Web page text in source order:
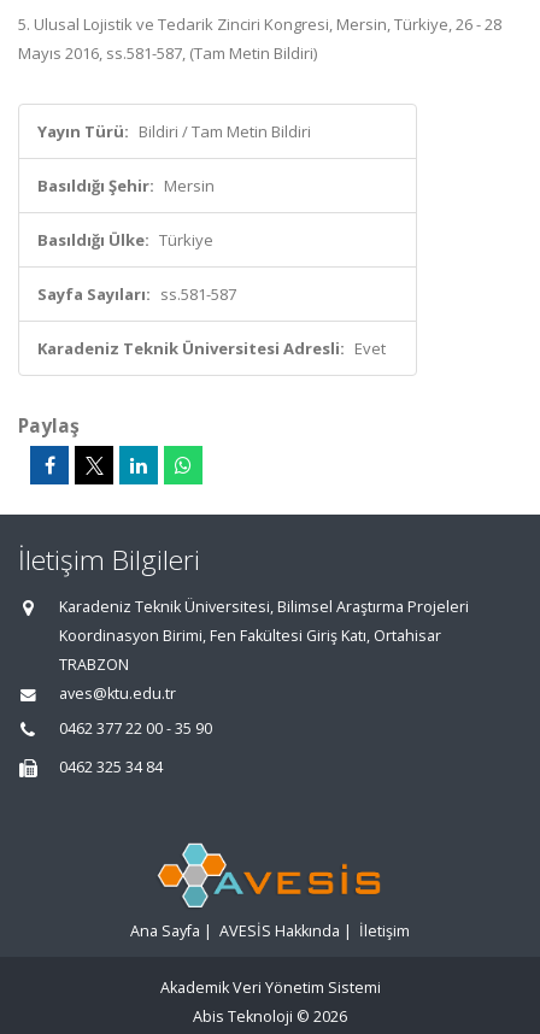
5. Ulusal Lojistik ve Tedarik Zinciri Kongresi, Mersin, Türkiye, 26 - 28
Mayıs 2016, ss.581-587, (Tam Metin Bildiri)
Yayın Türü: Bildiri / Tam Metin Bildiri
Basıldığı Şehir: Mersin
Basıldığı Ülke: Türkiye
Sayfa Sayıları: ss.581-587
Karadeniz Teknik Üniversitesi Adresli: Evet
Paylaş
İletişim Bilgileri
Karadeniz Teknik Üniversitesi, Bilimsel Araştırma Projeleri
Koordinasyon Birimi, Fen Fakültesi Giriş Katı, Ortahisar
TRABZON
aves@ktu.edu.tr
0462 377 22 00 - 35 90
0462 325 34 84
Ana Sayfa | AVESİS Hakkında | İletişim
Akademik Veri Yönetim Sistemi
Abis Teknoloji © 2026